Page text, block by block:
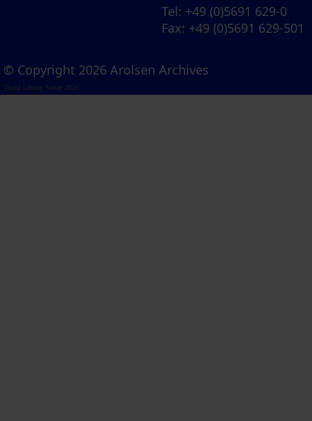
Tel: +49 (0)5691 629-0
Fax: +49 (0)5691 629-501
© Copyright 2026 Arolsen Archives
Visual Library Server 2026